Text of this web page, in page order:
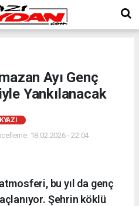
Ayı Genç
Yankılanacak
18.02.2026 - 22:04
bu yıl da genç
Şehrin köklü